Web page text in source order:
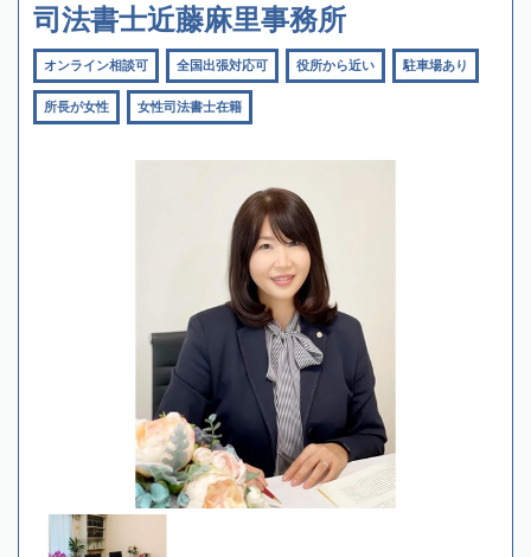
司法書士近藤麻里事務所
オンライン相談可 全国出張対応可 役所から近い 駐車場あり
所長が女性 女性司法書士在籍